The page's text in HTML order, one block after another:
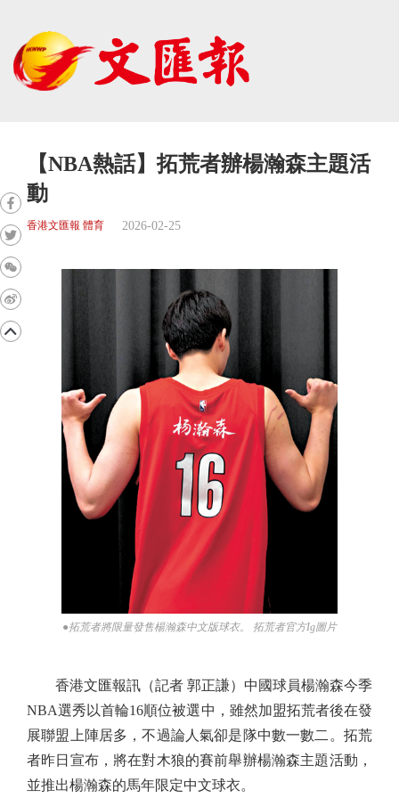
【NBA熱話】拓荒者辦楊瀚森主題活
動
香港文匯報 體育 2026-02-25
●拓荒者將限量發售楊瀚森中文版球衣。 拓荒者官方Ig圖片
香港文匯報訊（記者 郭正謙）中國球員楊瀚森今季
NBA選秀以首輪16順位被選中，雖然加盟拓荒者後在發
展聯盟上陣居多，不過論人氣卻是隊中數一數二。拓荒
者昨日宣布，將在對木狼的賽前舉辦楊瀚森主題活動，
並推出楊瀚森的馬年限定中文球衣。